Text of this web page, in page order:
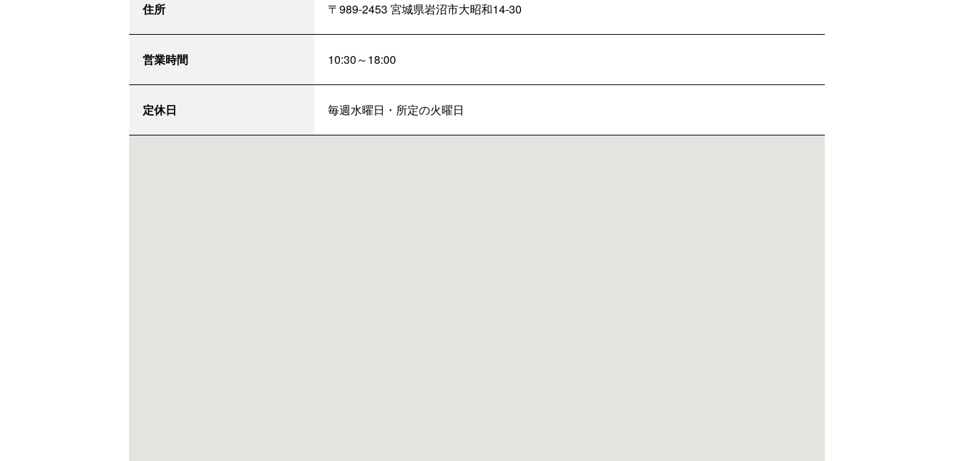
住所 〒989-2453 宮城県岩沼市大昭和14-30
営業時間 10:30～18:00
定休日 毎週水曜日・所定の火曜日